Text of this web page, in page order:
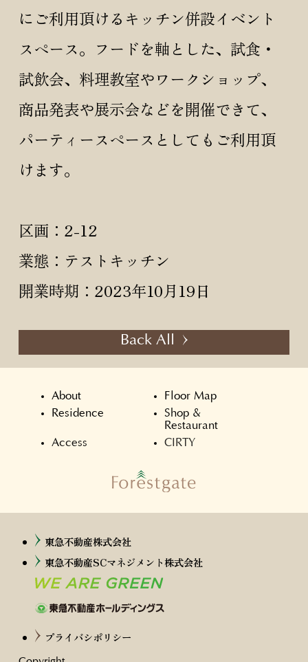
にご利用頂けるキッチン併設イベント
スペース。フードを軸とした、試食・
試飲会、料理教室やワークショップ、
商品発表や展示会などを開催できて、
パーティースペースとしてもご利用頂
けます。
区画：2-12
業態：テストキッチン
開業時期：2023年10月19日
Back All
About
Floor Map
Residence
Shop &
Restaurant
Access
CIRTY
東急不動産株式会社
東急不動産SCマネジメント株式会社
プライバシポリシー